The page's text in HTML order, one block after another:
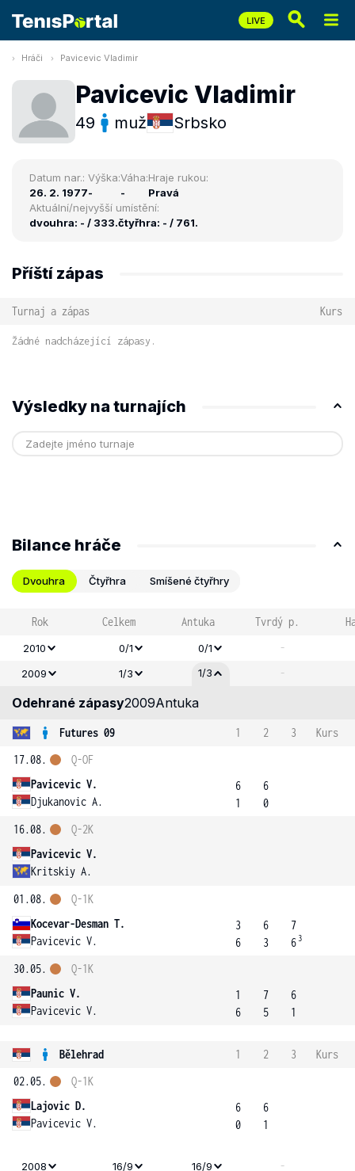
Hráči Pavicevic Vladimir
Pavicevic Vladimir
49 muž Srbsko
Datum nar.:
26. 2. 1977
Výška:
-
Váha:
-
Hraje rukou:
Pravá
Aktuální/nejvyšší umístění:
dvouhra: - / 333.čtyřhra: - / 761.
Příští zápas
Turnaj a zápas Kurs
Žádné nadcházející zápasy.
Výsledky na turnajích
Bilance hráče
Dvouhra Čtyřhra Smíšené čtyřhry
Rok Celkem Antuka Tvrdý p.
2010 0/1 0/1 -
2009 1/3 1/3 -
Odehrané zápasy2009Antuka
Futures 09 1 2 3
Kurs
17.08.
Pavicevic V.
Djukanovic A.
Q-OF
6
1
6
0
16.08.
Pavicevic V.
Kritskiy A.
Q-2K
01.08.
Kocevar-Desman T.
Pavicevic V.
Q-1K
3
6
6
3
7
6 3
30.05.
Paunic V.
Pavicevic V.
Q-1K
1
6
7
5
6
1
Bělehrad 1 2 3
Kurs
02.05.
Lajovic D.
Pavicevic V.
Q-1K
6
0
6
1
2008 16/9 16/9 -